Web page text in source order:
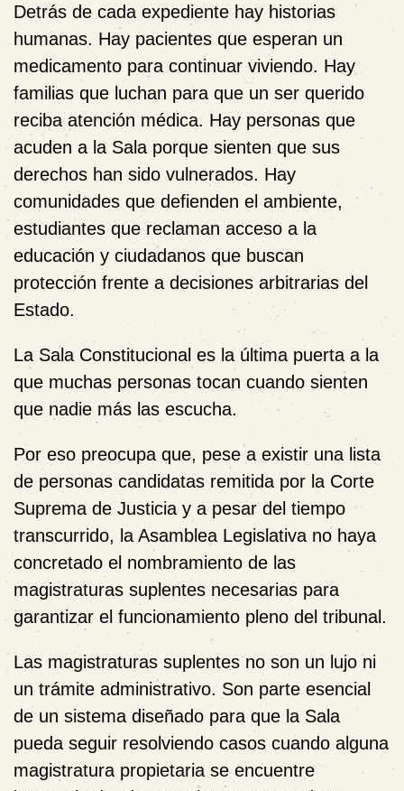
Detrás de cada expediente hay historias
humanas. Hay pacientes que esperan un
medicamento para continuar viviendo. Hay
familias que luchan para que un ser querido
reciba atención médica. Hay personas que
acuden a la Sala porque sienten que sus
derechos han sido vulnerados. Hay
comunidades que defienden el ambiente,
estudiantes que reclaman acceso a la
educación y ciudadanos que buscan
protección frente a decisiones arbitrarias del
Estado.
La Sala Constitucional es la última puerta a la
que muchas personas tocan cuando sienten
que nadie más las escucha.
Por eso preocupa que, pese a existir una lista
de personas candidatas remitida por la Corte
Suprema de Justicia y a pesar del tiempo
transcurrido, la Asamblea Legislativa no haya
concretado el nombramiento de las
magistraturas suplentes necesarias para
garantizar el funcionamiento pleno del tribunal.
Las magistraturas suplentes no son un lujo ni
un trámite administrativo. Son parte esencial
de un sistema diseñado para que la Sala
pueda seguir resolviendo casos cuando alguna
magistratura propietaria se encuentre